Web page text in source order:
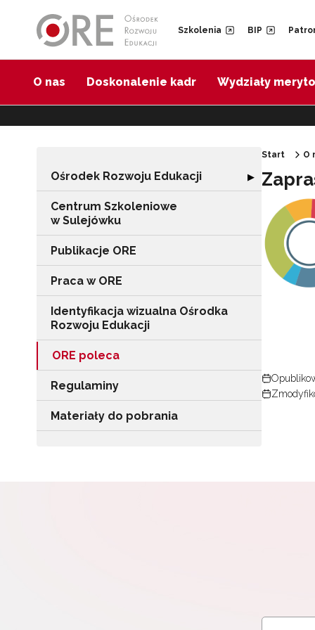
Szkolenia BIP
O nas Doskonalenie kadr Wydziały
Ośrodek Rozwoju Edukacji Rozwiń sekcję
▶
Centrum Szkoleniowe
w Sulejówku
Publikacje ORE
Praca w ORE
Identyfikacja wizualna Ośrodka
Rozwoju Edukacji
ORE poleca
Regulaminy
Materiały do pobrania
Start O